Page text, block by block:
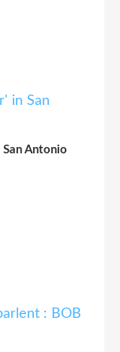
San Antonio